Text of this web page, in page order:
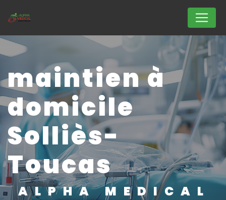
maintien à
domicile
Solliès-
Toucas
ALPHA MEDICAL